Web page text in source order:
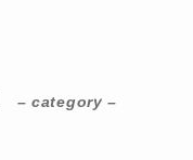
– category –